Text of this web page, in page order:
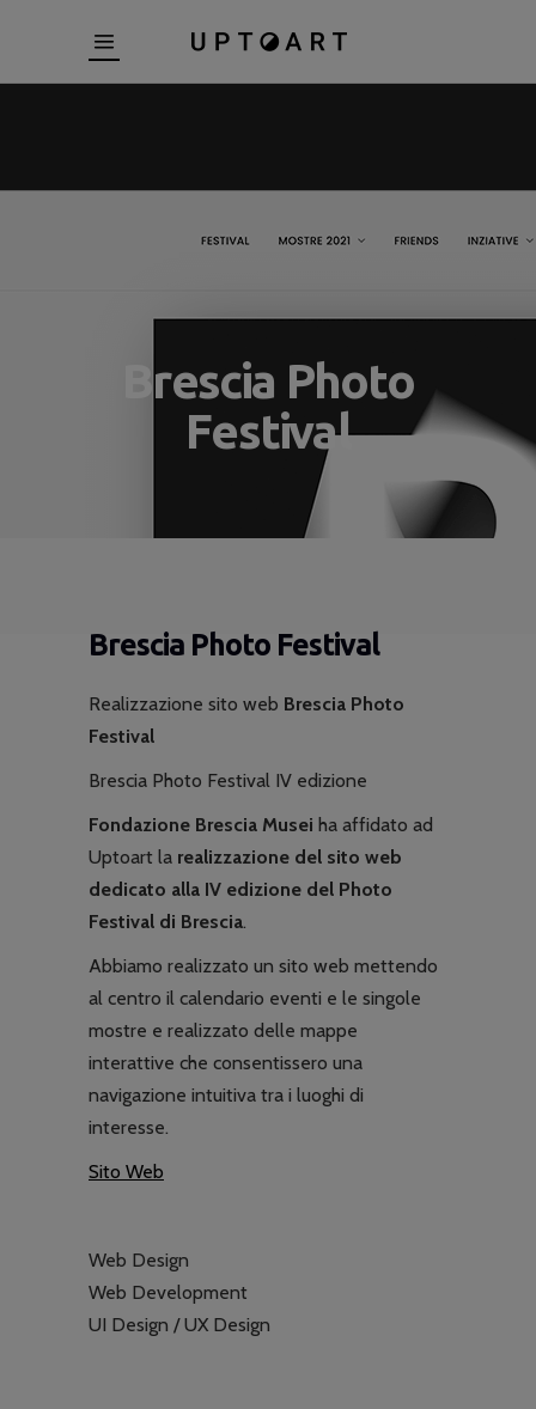
Brescia Photo
Festival
Brescia Photo Festival
Realizzazione sito web Brescia Photo
Festival
Brescia Photo Festival IV edizione
Fondazione Brescia Musei ha affidato ad
Uptoart la realizzazione del sito web
dedicato alla IV edizione del Photo
Festival di Brescia.
Abbiamo realizzato un sito web mettendo
al centro il calendario eventi e le singole
mostre e realizzato delle mappe
interattive che consentissero una
navigazione intuitiva tra i luoghi di
interesse.
Sito Web
Web Design
Web Development
UI Design / UX Design